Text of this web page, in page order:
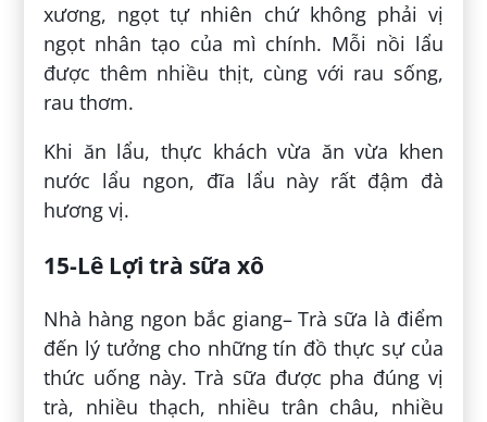
xương, ngọt tự nhiên chứ không phải vị
ngọt nhân tạo của mì chính. Mỗi nồi lẩu
được thêm nhiều thịt, cùng với rau sống,
rau thơm.
Khi ăn lẩu, thực khách vừa ăn vừa khen
nước lẩu ngon, đĩa lẩu này rất đậm đà
hương vị.
15-Lê Lợi trà sữa xô
Nhà hàng ngon bắc giang– Trà sữa là điểm
đến lý tưởng cho những tín đồ thực sự của
thức uống này. Trà sữa được pha đúng vị
trà, nhiều thạch, nhiều trân châu, nhiều